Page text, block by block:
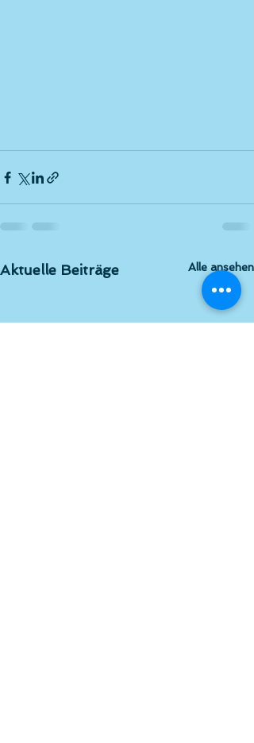
Aktuelle Beiträge Alle ansehen